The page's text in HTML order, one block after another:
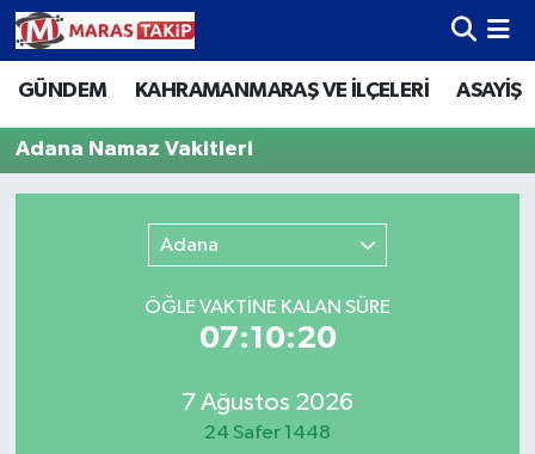
GÜNDEM KAHRAMANMARAŞ VE İLÇELERİ ASAYİŞ
Adana Namaz Vakitleri
Adana
ÖĞLE VAKTİNE KALAN SÜRE
07:10:20
7 Ağustos 2026
24 Safer 1448
Kahramanmaraş Nöbetçi Eczaneler
Kahramanmaraş Hava Durumu
Kahramanmaraş Trafik Yoğunluk Haritası
Süper Lig Puan Durumu ve Fikstür
Tüm Manşetler